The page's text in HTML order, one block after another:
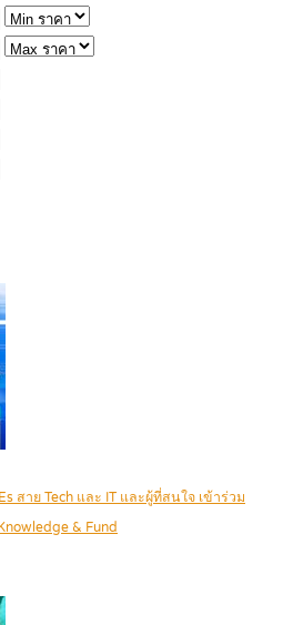
สาย Tech และ IT และผู้ที่สนใจ เข้าร่วม
& Fund